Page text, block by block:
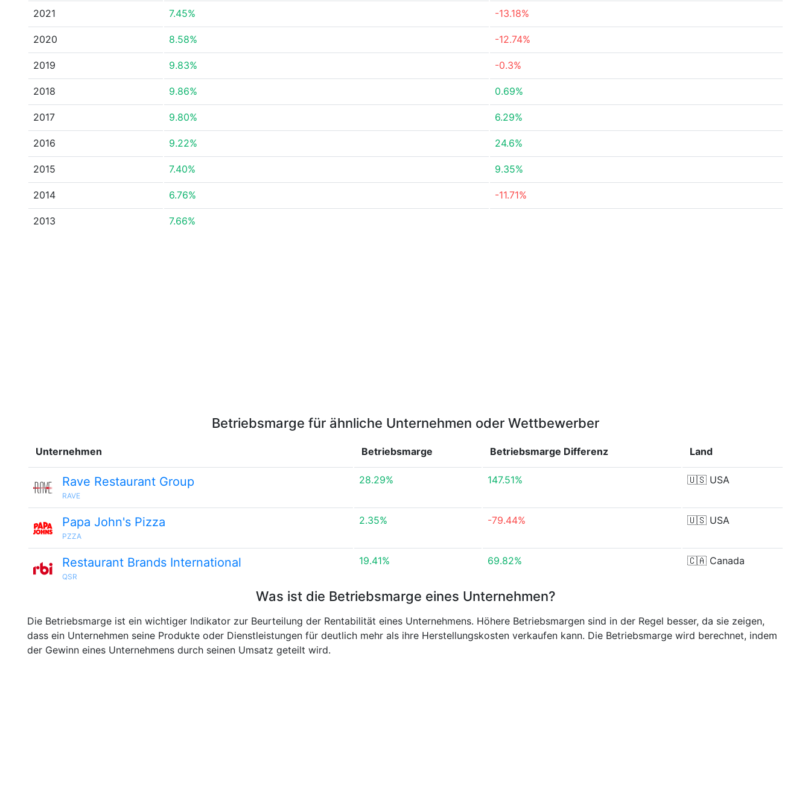
2021 7.45% -13.18%
2020 8.58% -12.74%
2019 9.83% -0.3%
2018 9.86% 0.69%
2017 9.80% 6.29%
2016 9.22% 24.6%
2015 7.40% 9.35%
2014 6.76% -11.71%
2013 7.66%
Betriebsmarge für ähnliche Unternehmen oder Wettbewerber
Unternehmen Betriebsmarge Betriebsmarge Differenz Land
Rave Restaurant Group
RAVE
28.29% 147.51% 🇺🇸 USA
Papa John's Pizza
PZZA
2.35% -79.44% 🇺🇸 USA
Restaurant Brands International
QSR
19.41% 69.82% 🇨🇦 Canada
Was ist die Betriebsmarge eines Unternehmen?
Die Betriebsmarge ist ein wichtiger Indikator zur Beurteilung der Rentabilität eines Unternehmens. Höhere Betriebsmargen sind in der Regel besser, da sie zeigen,
dass ein Unternehmen seine Produkte oder Dienstleistungen für deutlich mehr als ihre Herstellungskosten verkaufen kann. Die Betriebsmarge wird berechnet, indem
der Gewinn eines Unternehmens durch seinen Umsatz geteilt wird.